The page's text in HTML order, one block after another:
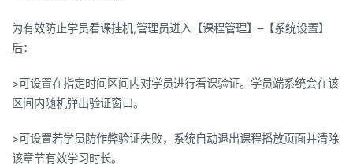
为有效防止学员看课挂机,管理员进入【课程管理】 –【系统设置】
后：
>可设置在指定时间区间内对学员进行看课验证。学员端系统会在该
区间内随机弹出验证窗口。
>可设置若学员防作弊验证失败，系统自动退出课程播放页面并清除
该章节有效学习时长。